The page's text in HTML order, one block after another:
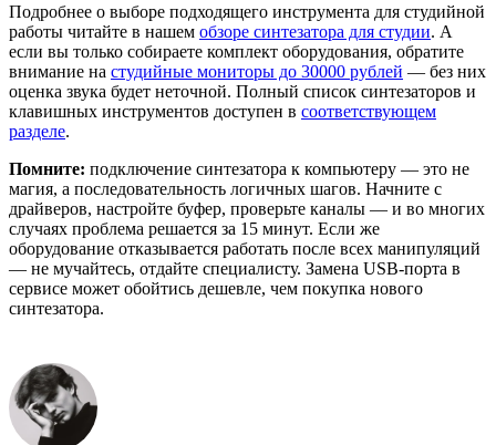
Подробнее о выборе подходящего инструмента для студийной
работы читайте в нашем обзоре синтезатора для студии. А
если вы только собираете комплект оборудования, обратите
внимание на студийные мониторы до 30000 рублей — без них
оценка звука будет неточной. Полный список синтезаторов и
клавишных инструментов доступен в соответствующем
разделе.
Помните: подключение синтезатора к компьютеру — это не
магия, а последовательность логичных шагов. Начните с
драйверов, настройте буфер, проверьте каналы — и во многих
случаях проблема решается за 15 минут. Если же
оборудование отказывается работать после всех манипуляций
— не мучайтесь, отдайте специалисту. Замена USB-порта в
сервисе может обойтись дешевле, чем покупка нового
синтезатора.